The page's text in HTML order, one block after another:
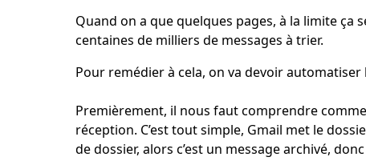
Quand on a que quelques pages, à la limite ça
centaines de milliers de messages à trier.
Pour remédier à cela, on va devoir
Premièrement, il nous faut comprendre
réception. C’est tout simple, Gmail met le
de dossier, alors c’est un message archivé,